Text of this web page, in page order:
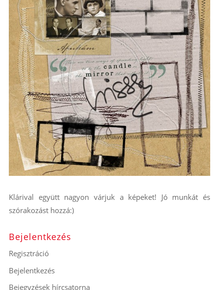
Klárival együtt nagyon várjuk a képeket! Jó munkát és
szórakozást hozzá:)
Bejelentkezés
Regisztráció
Bejelentkezés
Bejegyzések hírcsatorna